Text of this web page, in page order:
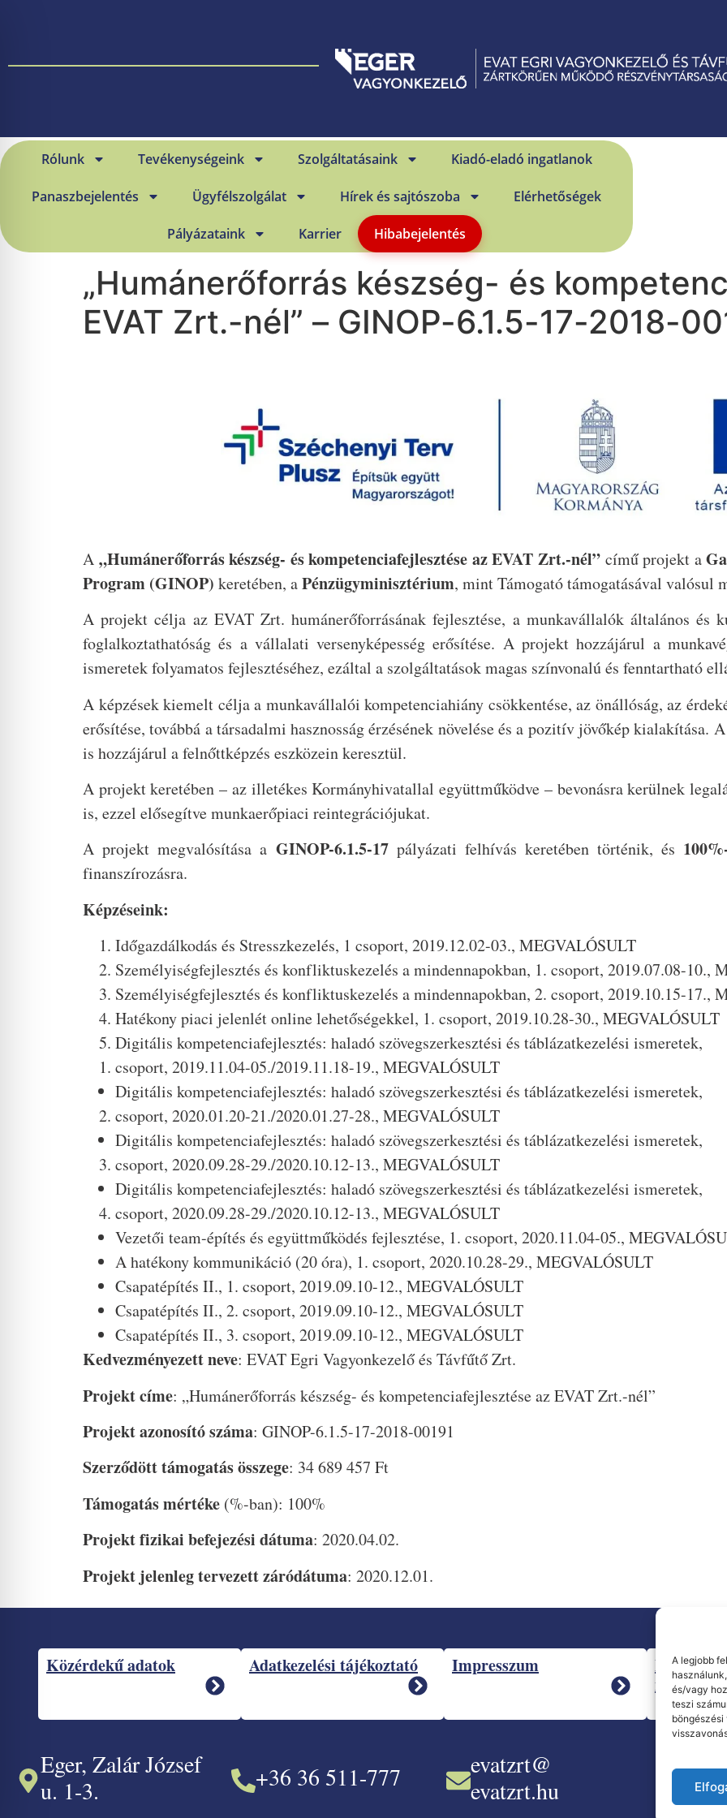
A legjobb
és/vagy
teszi
Rólunk Tevékenységeink Szolgáltatásaink Kiadó-eladó ingatlanok
Panaszbejelentés Ügyfélszolgálat Hírek és sajtószoba Elérhetőségek
Pályázataink Karrier Hibabejelentés
„Humánerőforrás készség- és
EVAT Zrt.-nél” – GINOP-6.1.5-17-2018-
A „Humánerőforrás készség- és kompetenciafejlesztése az EVAT Zrt.-nél” című projekt a
Program (GINOP) keretében, aPénzügyminisztérium, mint Támogató támogatásával valósul
A projekt célja az EVAT Zrt. humánerőforrásának fejlesztése, a munkavállalók általános és
foglalkoztathatóság és a vállalati versenyképesség erősítése. A projekt hozzájárul a
ismeretek folyamatos fejlesztéséhez, ezáltal a szolgáltatások magas színvonalú és fenntartható
A képzések kiemelt célja a munkavállalói kompetenciahiány csökkentése, az önállóság, az
erősítése, továbbá a társadalmi hasznosság érzésének növelése és a pozitív jövőkép kialakítása.
is hozzájárul a felnőttképzés eszközein keresztül.
A projekt keretében – az illetékes Kormányhivatallal együttműködve – bevonásra kerülnek
is, ezzel elősegítve munkaerőpiaci reintegrációjukat.
A projekt megvalósítása a GINOP-6.1.5-17pályázati felhívás keretében történik, és
finanszírozásra.
Képzéseink:
Időgazdálkodás és Stresszkezelés, 1 csoport, 2019.12.02-03., MEGVALÓSULT
Személyiségfejlesztés és konfliktuskezelés a mindennapokban, 1. csoport, 2019.07.08-10.,
Személyiségfejlesztés és konfliktuskezelés a mindennapokban, 2. csoport, 2019.10.15-17.,
Hatékony piaci jelenlét online lehetőségekkel, 1. csoport, 2019.10.28-30., MEGVALÓSULT
Digitális kompetenciafejlesztés: haladó szövegszerkesztési és táblázatkezelési ismeretek,
csoport, 2019.11.04-05./2019.11.18-19., MEGVALÓSULT
Digitális kompetenciafejlesztés: haladó szövegszerkesztési és táblázatkezelési ismeretek,
csoport, 2020.01.20-21./2020.01.27-28., MEGVALÓSULT
Digitális kompetenciafejlesztés: haladó szövegszerkesztési és táblázatkezelési ismeretek,
csoport, 2020.09.28-29./2020.10.12-13., MEGVALÓSULT
Digitális kompetenciafejlesztés: haladó szövegszerkesztési és táblázatkezelési ismeretek,
csoport, 2020.09.28-29./2020.10.12-13., MEGVALÓSULT
Vezetői team-építés és együttműködés fejlesztése, 1. csoport, 2020.11.04-05.,
A hatékony kommunikáció (20 óra), 1. csoport, 2020.10.28-29., MEGVALÓSULT
Csapatépítés II., 1. csoport, 2019.09.10-12., MEGVALÓSULT
Csapatépítés II., 2. csoport, 2019.09.10-12., MEGVALÓSULT
Csapatépítés II., 3. csoport, 2019.09.10-12., MEGVALÓSULT
Kedvezményezett neve: EVAT Egri Vagyonkezelő és Távfűtő Zrt.
Projekt címe: „Humánerőforrás készség- és kompetenciafejlesztése az EVAT Zrt.-nél”
Projekt azonosító száma: GINOP-6.1.5-17-2018-00191
Szerződött támogatás összege: 34 689 457 Ft
Támogatás mértéke (%-ban): 100%
Projekt fizikai befejezési dátuma: 2020.04.02.
Projekt jelenleg tervezett záródátuma: 2020.12.01.
Közérdekű adatok Adatkezelési tájékoztató Impresszum
Integrált
Eger, Zalár József
u. 1-3.
+36 36 511-777
evatzrt@
evatzrt.hu